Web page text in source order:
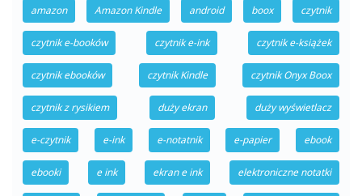
amazon Amazon Kindle android boox czytnik
czytnik e-booków czytnik e-ink czytnik e-książek
czytnik ebooków czytnik Kindle czytnik Onyx Boox
czytnik z rysikiem duży ekran duży wyświetlacz
e-czytnik e-ink e-notatnik e-papier ebook
ebooki e ink ekran e ink elektroniczne notatki